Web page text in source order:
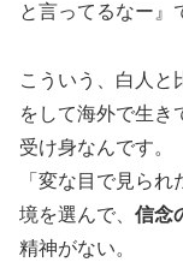
と言ってるなー』
こういう、白人と
をして海外で生き
受け身なんです。
「変な目で見ら
境を選んで、 信念
精神がない。